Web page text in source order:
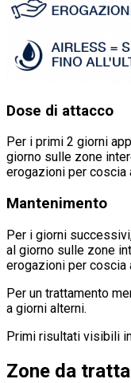
Dose di attacco
Per i primi 2 giorni
giorno sulle zone
erogazioni per coscia
Mantenimento
Per i giorni
al giorno sulle zone
erogazioni per coscia
Per un trattamento
a giorni alterni.
Primi risultati visibili
Zone da